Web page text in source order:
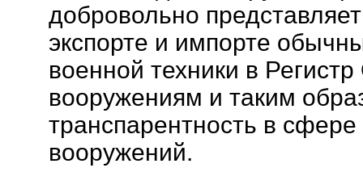
добровольно
экспорте и импорте
военной техники в
вооружениям и таким
транспарентность в
вооружений.